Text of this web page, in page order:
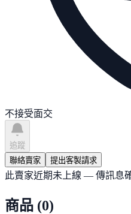
不接受面交
追蹤
聯絡賣家
提出客製請求
此賣家近期未上線 — 傳訊息
商品 (0)